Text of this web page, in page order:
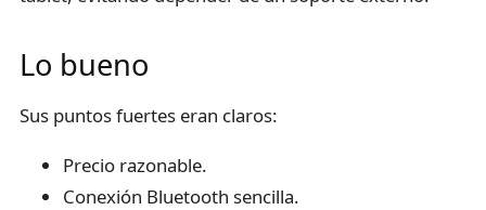
Lo bueno
Sus puntos fuertes eran claros:
Precio razonable.
Conexión Bluetooth sencilla.